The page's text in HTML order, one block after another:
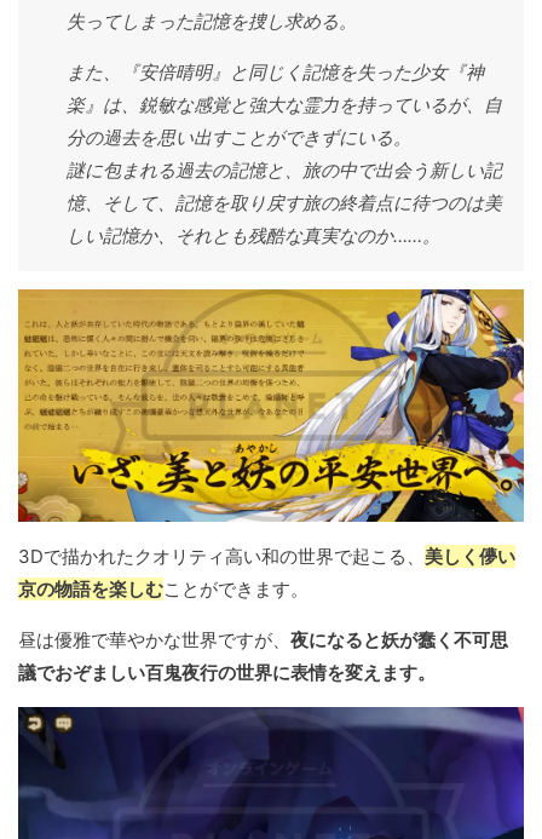
失ってしまった記憶を捜し求める。
また、『安倍晴明』と同じく記憶を失った少女『神
楽』は、鋭敏な感覚と強大な霊力を持っているが、自
分の過去を思い出すことができずにいる。
謎に包まれる過去の記憶と、旅の中で出会う新しい記
憶、そして、記憶を取り戻す旅の終着点に待つのは美
しい記憶か、それとも残酷な真実なのか……。
3Dで描かれたクオリティ高い和の世界で起こる、 美しく儚い
京の物語を楽しむことができます。
昼は優雅で華やかな世界ですが、 夜になると妖が蠢く不可思
議でおぞましい百鬼夜行の世界に表情を変えます。